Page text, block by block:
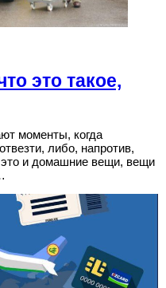
это такое,
моменты, когда
либо, напротив,
и домашние вещи, вещи